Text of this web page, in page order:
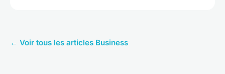
← Voir tous les articles Business